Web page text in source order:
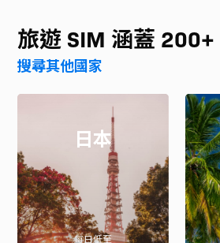
旅遊 SIM 涵蓋
搜尋其他國家
日本
每日低至